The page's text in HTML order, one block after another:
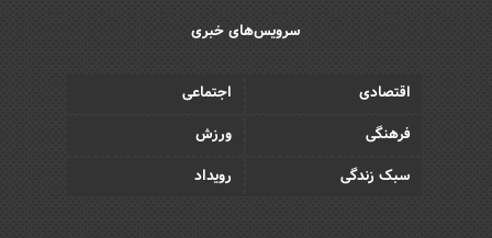
سرویس‌های خبری
اقتصادی
اجتماعی
فرهنگی
ورزش
سبک زندگی
رویداد